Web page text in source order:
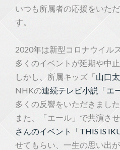
いつも所属者の応援をいた
す。
2020年は新型コロナウイル
多くのイベントが延期や中
しかし、所属キッズ「山口
NHKの連続テレビ小説「エ
多くの反響をいただきました
また、「エール」で共演さ
さんのイベント「THIS IS IKU
せてもらい、一生の思い出が